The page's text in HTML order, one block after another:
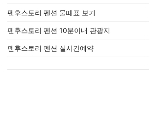
펜후스토리 펜션 물때표 보기
펜후스토리 펜션 10분이내 관광지
펜후스토리 펜션 실시간예약